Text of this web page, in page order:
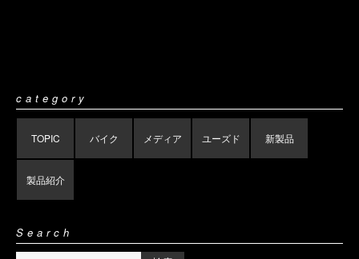
category
TOPIC バイク メディア ユーズド 新製品
製品紹介
Search